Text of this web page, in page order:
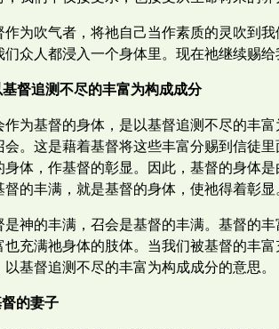
作为吹气者，将祂自己当作素质的灵吹到
们众人都浸入一个身体里。现在祂继续赐
基督追测不尽的丰富为构成成分
作为基督的身体，是以基督追测不尽的丰
会。这是藉着基督将这些丰富分赐到信徒
身体，作基督的彰显。因此，基督的身体
督的丰满，就是基督的身体，使祂得着彰显
是神的丰满，召会是基督的丰满。基督的
也充满祂身体的肢体。当我们被基督的丰
以基督追测不尽的丰富为构成成分的意思。
的妻子